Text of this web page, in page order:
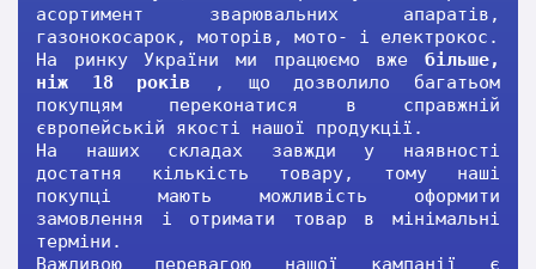
асортимент зварювальних апаратів,
газонокосарок, моторів, мото- і електрокос.
На ринку України ми працюємо вже більше,
ніж 18 років
, що дозволило багатьом
покупцям переконатися в справжній
європейській якості нашої продукції.
На наших складах завжди у наявності
достатня кількість товару, тому наші
покупці мають можливість оформити
замовлення і отримати товар в мінімальні
терміни.
Важливою перевагою нашої кампанії є